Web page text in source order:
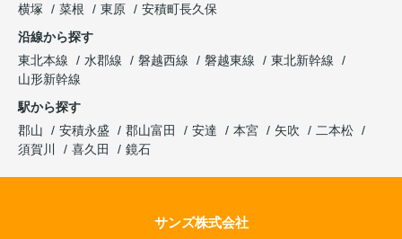
横塚
菜根 東原
安積町長久保
沿線から探す
東北本線
水郡線 磐越西線 磐越東線
東北新幹線
山形新幹線
駅から探す
郡山
安積永盛 郡山富田 安達 本宮 矢吹
二本松
須賀川
喜久田 鏡石
サンズ株式会社